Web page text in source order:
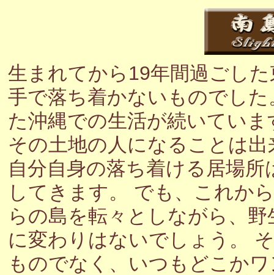
生まれてから19年間過ごし
手で落ち着かないものでし
た沖縄での生活が続いてい
その土地の人になることは
自分自身の落ち着ける居場
してきます。 でも、これか
らの島を転々としながら、
に変わりはないでしょう。
ものでなく、いつもどこか